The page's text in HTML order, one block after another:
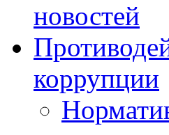
новостей
коррупции